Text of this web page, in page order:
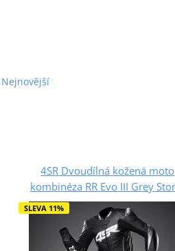
Nejnovější
4SR Dvoudílná kožená moto
kombinéza RR Evo III Grey
SLEVA 11%